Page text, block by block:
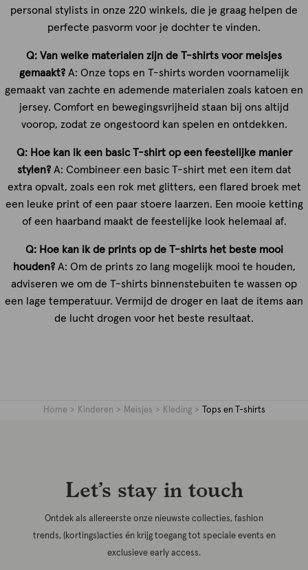
personal stylists in onze 220 winkels, die je graag helpen de
perfecte pasvorm voor je dochter te vinden.
Q: Van welke materialen zijn de T-shirts voor meisjes
gemaakt?A: Onze tops en T-shirts worden voornamelijk
gemaakt van zachte en ademende materialen zoals katoen en
jersey. Comfort en bewegingsvrijheid staan bij ons altijd
voorop, zodat ze ongestoord kan spelen en ontdekken.
Q: Hoe kan ik een basic T-shirt op een feestelijke manier
stylen?A: Combineer een basic T-shirt met een item dat
extra opvalt, zoals een rok met glitters, een flared broek met
een leuke print of een paar stoere laarzen. Een mooie ketting
of een haarband maakt de feestelijke look helemaal af.
Q: Hoe kan ik de prints op de T-shirts het beste mooi
houden?A: Om de prints zo lang mogelijk mooi te houden,
adviseren we om de T-shirts binnenstebuiten te wassen op
een lage temperatuur. Vermijd de droger en laat de items aan
de lucht drogen voor het beste resultaat.
Home Kinderen Meisjes Kleding Tops en T-shirts
Let’s stay in touch
Ontdek als allereerste onze nieuwste collecties, fashion
trends, (kortings)acties én krijg toegang tot speciale events en
exclusieve early access.